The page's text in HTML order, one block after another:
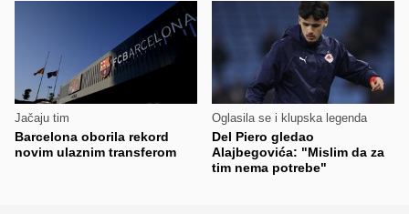
Jačaju tim
Barcelona oborila rekord
novim ulaznim transferom
Oglasila se i klupska legenda
Del Piero gledao
Alajbegovića: "Mislim da za
tim nema potrebe"